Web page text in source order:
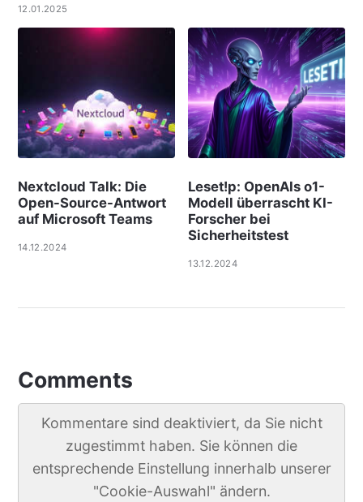
12.01.2025
Nextcloud Talk: Die
Open-Source-Antwort
auf Microsoft Teams
14.12.2024
Leset!p: OpenAIs o1-
Modell überrascht KI-
Forscher bei
Sicherheitstest
13.12.2024
Comments
Kommentare sind deaktiviert, da Sie nicht
zugestimmt haben. Sie können die
entsprechende Einstellung innerhalb unserer
"Cookie-Auswahl" ändern.